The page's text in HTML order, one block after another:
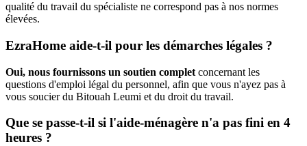
qualité du travail du spécialiste ne correspond pas à nos normes
élevées.
EzraHome aide-t-il pour les démarches légales ?
Oui, nous fournissons un soutien complet concernant les
questions d'emploi légal du personnel, afin que vous n'ayez pas à
vous soucier du Bitouah Leumi et du droit du travail.
Que se passe-t-il si l'aide-ménagère n'a pas fini en 4
heures ?